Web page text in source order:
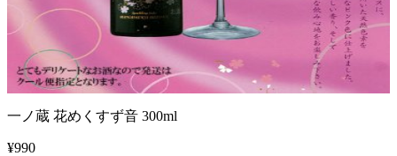
一ノ蔵 花めくすず音 300ml
¥990